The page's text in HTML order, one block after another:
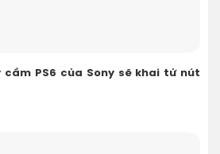
PS6 của Sony sẽ khai tử nút